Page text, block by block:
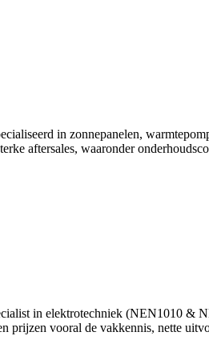
in zonnepanelen,
aftersales, waaronder
in elektrotechniek (NEN1010 &
prijzen vooral de vakkennis, nette